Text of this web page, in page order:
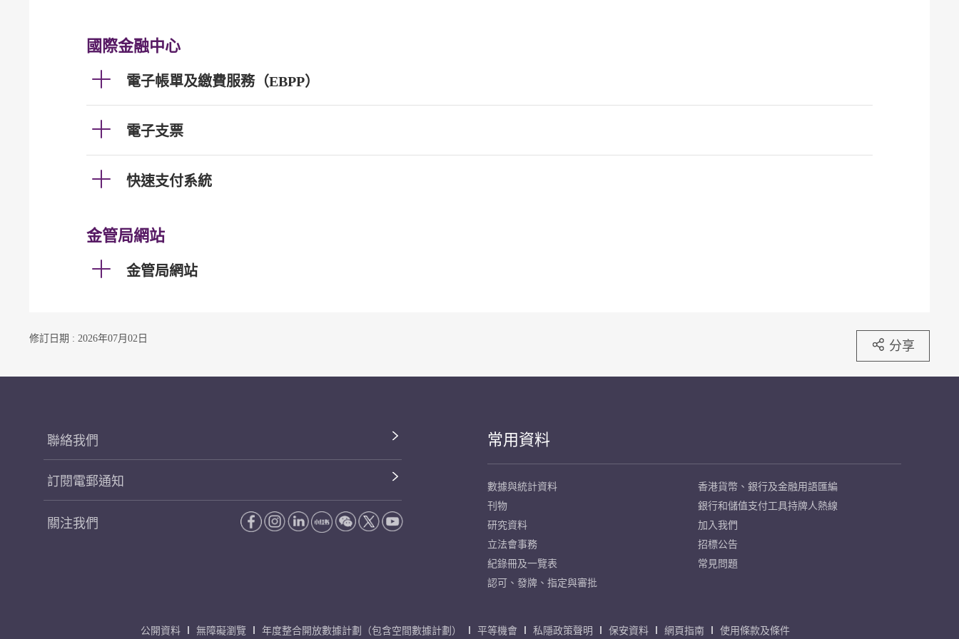
國際金融中心
電子帳單及繳費服務（EBPP）
電子支票
快速支付系統
金管局網站
金管局網站
修訂日期 : 2026年07月02日 分享
聯絡我們
訂閱電郵通知
關注我們
常用資料
數據與統計資料
刊物
研究資料
立法會事務
紀錄冊及一覽表
認可、發牌、指定與審批
香港貨幣、銀行及金融用語匯編
銀行和儲值支付工具持牌人熱線
加入我們
招標公告
常見問題
公開資料 無障礙瀏覽 年度整合開放數據計劃（包含空間數據計劃） 平等機會 私隱政策聲明 保安資料 網頁指南 使用條款及條件